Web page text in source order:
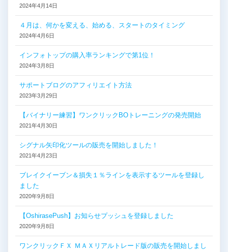
ン
2024年4月14日
４月は、何かを変える、始める、スタートのタイミング
2024年4月6日
インフォトップの購入率ランキングで第1位！
2024年3月8日
サポートブログのアフィリエイト方法
2023年3月29日
【バイナリー練習】ワンクリックBOトレーニングの発売開始
2021年4月30日
シグナル矢印化ツールの販売を開始しました！
2021年4月23日
ブレイクイーブン＆損失１％ラインを表示するツールを登録し
ました
2020年9月8日
【OshirasePush】お知らせプッシュを登録しました
2020年9月8日
ワンクリックＦＸ ＭＡＸリアルトレード版の販売を開始しまし